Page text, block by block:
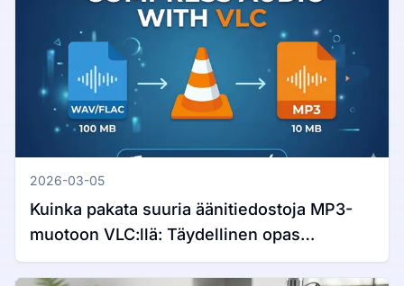
2026-03-05
Kuinka pakata suuria äänitiedostoja MP3-
muotoon VLC:llä: Täydellinen opas
Windowsille ja Macille